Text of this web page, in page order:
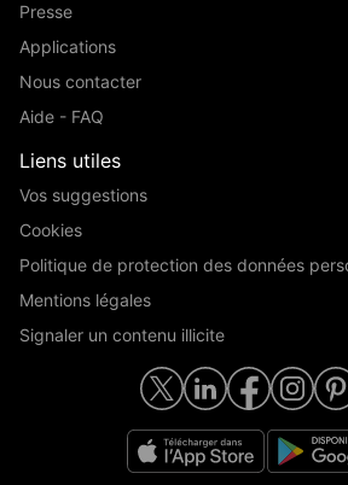
Presse
Applications
Nous contacter
Aide - FAQ
Liens utiles
Vos suggestions
Cookies
Politique de protection des données
Mentions légales
Signaler un contenu illicite